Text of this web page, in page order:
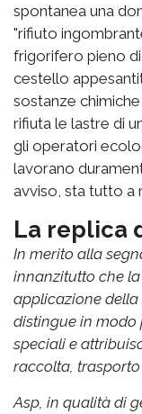
spontanea una
"rifiuto
frigorifero pieno
cestello
sostanze
rifiuta le lastre di
gli operatori
lavorano
avviso, sta tutto a
La replica
In merito alla
innanzitutto che
applicazione
distingue in modo
speciali e
raccolta,
Asp, in qualità di